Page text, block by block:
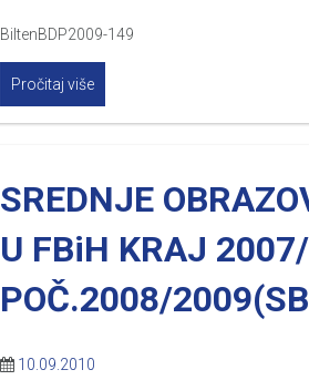
BiltenBDP2009-149
Pročitaj više
SREDNJE
U FBiH KRAJ
POČ.2008/
10.09.2010